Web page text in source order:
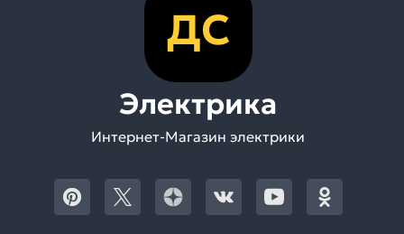
ДС
Электрика
Интернет-Магазин электрики